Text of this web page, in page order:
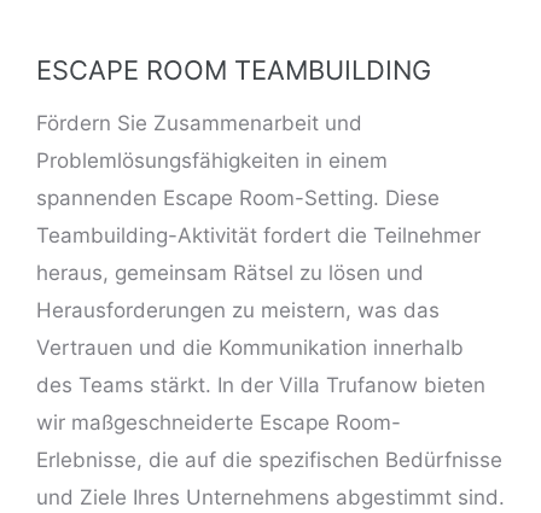
ESCAPE ROOM TEAMBUILDING
Fördern Sie Zusammenarbeit und
Problemlösungsfähigkeiten in einem
spannenden Escape Room-Setting. Diese
Teambuilding-Aktivität fordert die Teilnehmer
heraus, gemeinsam Rätsel zu lösen und
Herausforderungen zu meistern, was das
Vertrauen und die Kommunikation innerhalb
des Teams stärkt. In der Villa Trufanow bieten
wir maßgeschneiderte Escape Room-
Erlebnisse, die auf die spezifischen Bedürfnisse
und Ziele Ihres Unternehmens abgestimmt sind.